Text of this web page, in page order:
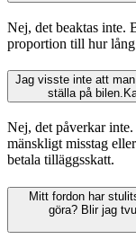
Nej, det beaktas inte.
proportion till hur
Jag visste inte att
ställa på
Nej, det påverkar
mänskligt misstag
betala tilläggsskatt.
Mitt fordon har
göra? Blir jag